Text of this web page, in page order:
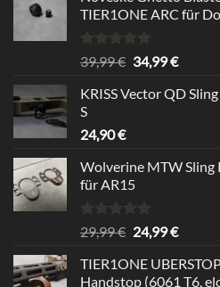
TIER1ONE ARC für
Rated5.00
out of 5
39,99€ Original
was:
34,99€Current
is:
KRISS Vector QD
S
24,90€
Wolverine MTW Sling
für AR15
Rated5.00
out of 5
29,99€ Original
was:
24,99€Current
is:
TIER1ONE
Handstop (6061 T6,